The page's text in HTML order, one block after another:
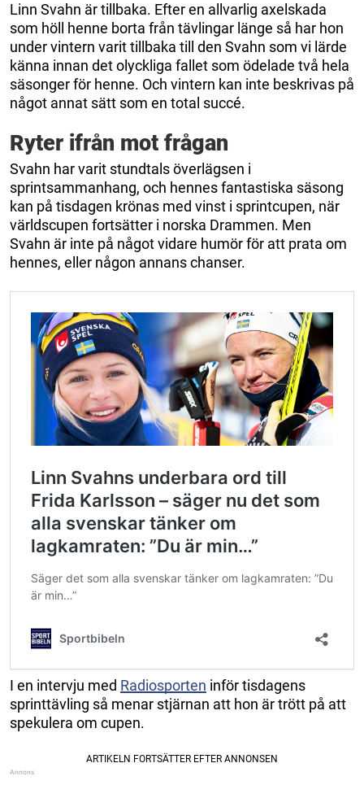
Linn Svahn är tillbaka. Efter en allvarlig axelskada
som höll henne borta från tävlingar länge så har hon
under vintern varit tillbaka till den Svahn som vi lärde
känna innan det olyckliga fallet som ödelade två hela
säsonger för henne. Och vintern kan inte beskrivas på
något annat sätt som en total succé.
Ryter ifrån mot frågan
Svahn har varit stundtals överlägsen i
sprintsammanhang, och hennes fantastiska säsong
kan på tisdagen krönas med vinst i sprintcupen, när
världscupen fortsätter i norska Drammen. Men
Svahn är inte på något vidare humör för att prata om
hennes, eller någon annans chanser.
I en intervju med Radiosporten inför tisdagens
sprinttävling så menar stjärnan att hon är trött på att
spekulera om cupen.